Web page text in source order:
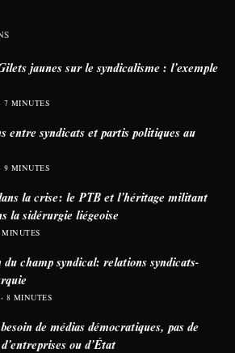
jaunes sur le syndicalisme : l’exemple
7 MINUTES
entre syndicats et partis politiques au
9 MINUTES
la crise: le PTB et l’héritage militant
la sidérurgie liégeoise
du champ syndical: relations syndicats-
8 MINUTES
de médias démocratiques, pas de
ou d’État